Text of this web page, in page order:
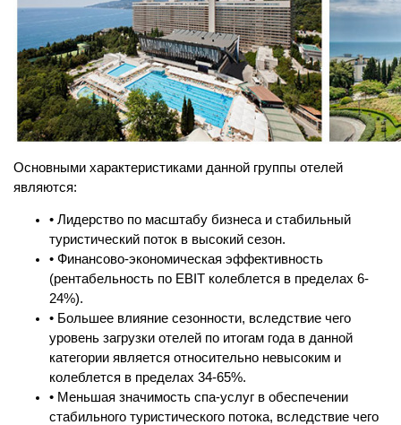
Основными характеристиками данной группы отелей
являются:
• Лидерство по масштабу бизнеса и стабильный
туристический поток в высокий сезон.
• Финансово-экономическая эффективность
(рентабельность по EBIT колеблется в пределах 6-
24%).
• Большее влияние сезонности, вследствие чего
уровень загрузки отелей по итогам года в данной
категории является относительно невысоким и
колеблется в пределах 34-65%.
• Меньшая значимость спа-услуг в обеспечении
стабильного туристического потока, вследствие чего